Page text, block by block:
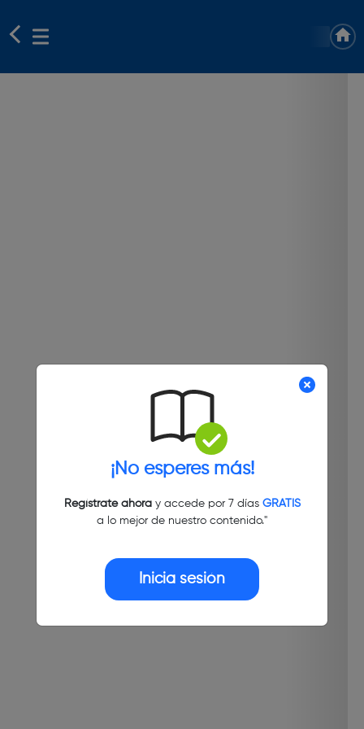
¡No esperes más!
Regístrate ahoray accede por 7 días GRATIS
a lo mejor de nuestro contenido."
Inicia sesión